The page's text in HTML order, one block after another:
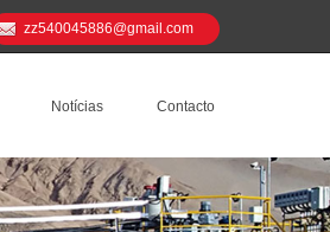
zz540045886@gmail.com
Contacto
Notícias